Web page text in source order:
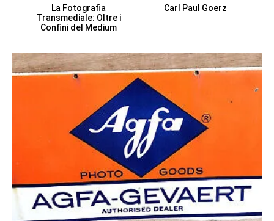
La Fotografia
Transmediale: Oltre i
Confini del Medium
Carl Paul Goerz